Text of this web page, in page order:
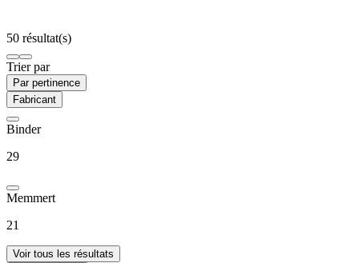
50 résultat(s)
Trier par
Par pertinence
Fabricant
Binder
29
Memmert
21
Voir tous les résultats